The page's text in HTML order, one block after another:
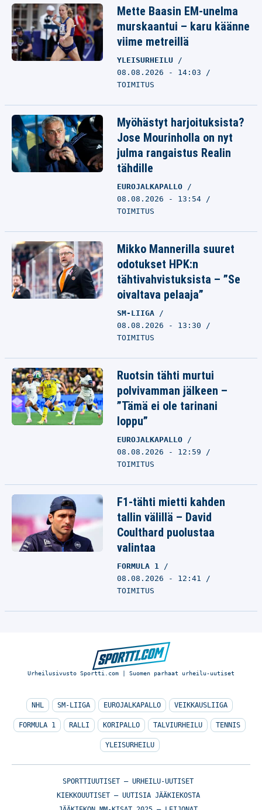
Mette Baasin EM-unelma
murskaantui – karu käänne
viime metreillä
YLEISURHEILU
08.08.2026 - 14:03
TOIMITUS
Myöhästyt harjoituksista?
Jose Mourinholla on nyt
julma rangaistus Realin
tähdille
EUROJALKAPALLO
08.08.2026 - 13:54
TOIMITUS
Mikko Mannerilla suuret
odotukset HPK:n
tähtivahvistuksista – ”Se
oivaltava pelaaja”
SM-LIIGA
08.08.2026 - 13:30
TOIMITUS
Ruotsin tähti murtui
polvivamman jälkeen –
”Tämä ei ole tarinani
loppu”
EUROJALKAPALLO
08.08.2026 - 12:59
TOIMITUS
F1-tähti mietti kahden
tallin välillä – David
Coulthard puolustaa
valintaa
FORMULA 1
08.08.2026 - 12:41
TOIMITUS
Urheilusivusto Sportti.com | Suomen parhaat urheilu-uutiset
NHL SM-LIIGA EUROJALKAPALLO VEIKKAUSLIIGA
FORMULA 1 RALLI KORIPALLO TALVIURHEILU TENNIS
YLEISURHEILU
SPORTTIUUTISET – URHEILU-UUTISET
KIEKKOUUTISET – UUTISIA JÄÄKIEKOSTA